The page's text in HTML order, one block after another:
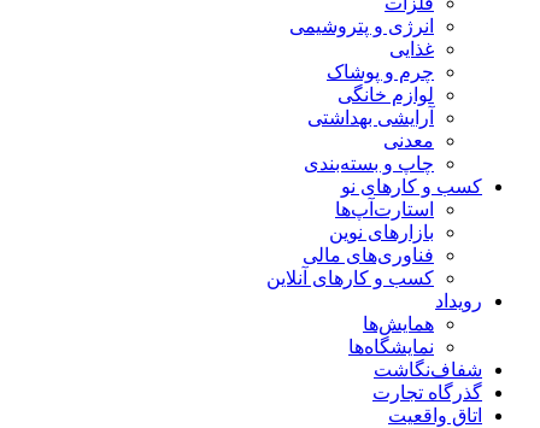
انرژی و پتروشیمی
غذایی
چرم و پوشاک
لوازم خانگی
آرایشی بهداشتی
معدنی
چاپ و بسته‌بندی
کسب و کارهای نو
استارت‌آپ‌ها
بازارهای نوین
فناوری‌های مالی
کسب و کارهای آنلاین
رویداد
همایش‌ها
نمایشگاه‌ها
شفاف‌نگاشت
گذرگاه تجارت
اتاق واقعیت